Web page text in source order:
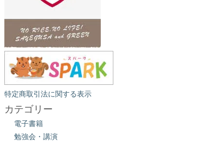
特定商取引法に関する表示
カテゴリー
電子書籍
勉強会・講演